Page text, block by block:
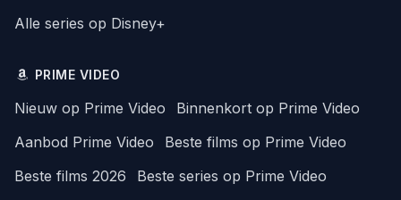
Alle series op Disney+
PRIME VIDEO
Nieuw op Prime Video
Binnenkort op Prime Video
Aanbod Prime Video
Beste films op Prime Video
Beste films 2026
Beste series op Prime Video